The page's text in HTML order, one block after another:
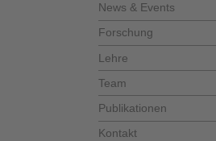
News & Events
Forschung
Lehre
Team
Publikationen
Kontakt